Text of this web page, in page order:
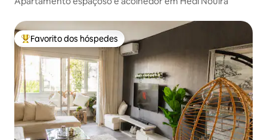
Favoritos dos hóspedes mais apreciados
Favorito dos hóspedes